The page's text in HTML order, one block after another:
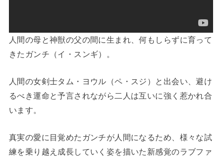
人間の母と神獣の父の間に生まれ、何もしらずに育って
きたガンチ（イ・スンギ）。
人間の女剣士タム・ヨウル（ペ・スジ）と出会い、避け
るべき運命と予言されながら二人は互いに強く惹かれ合
います。
真実の愛に目覚めたガンチが人間になるため、様々な試
練を乗り越え成長していく姿を描いた新感覚のラブファ